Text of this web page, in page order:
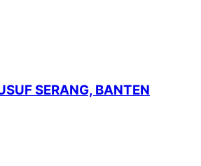
SERANG, BANTEN